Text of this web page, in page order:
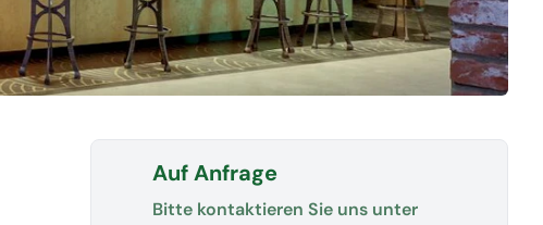
Auf Anfrage
Bitte kontaktieren Sie uns unter